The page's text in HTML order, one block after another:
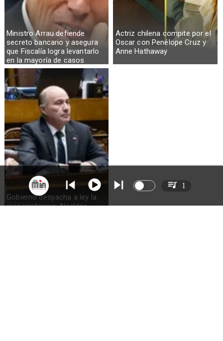
Ministro Arrau defiende
secreto bancario y asegura
que Fiscalía logra levantarlo
en la mayoría de casos
Actriz chilena compite por el
Oscar con Penélope Cruz y
Anne Hathaway
Gobierno despacha a ley la
megarreforma: Alcaldes
1